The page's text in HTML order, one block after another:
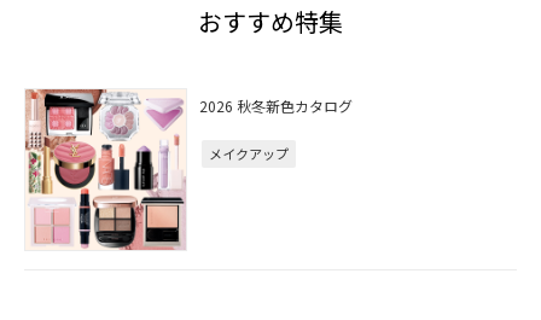
おすすめ特集
2026 秋冬新色カタログ
メイクアップ